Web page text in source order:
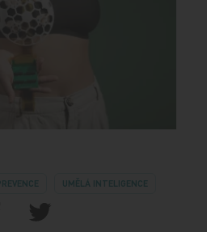
UMĚLÁ INTELIGENCE